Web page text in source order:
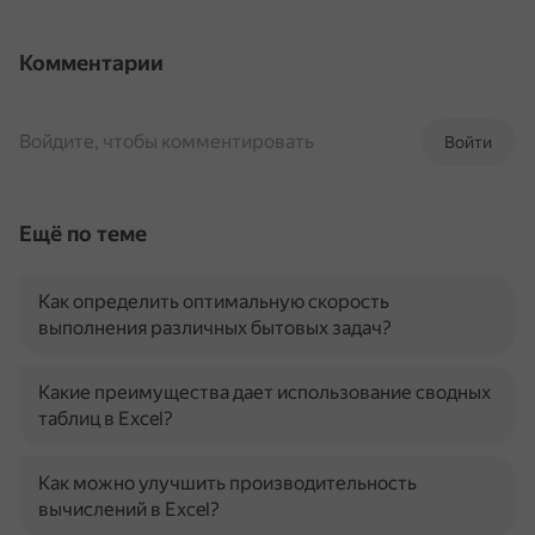
Комментарии
Войти
Войдите, чтобы комментировать
Ещё по теме
Как определить оптимальную скорость
выполнения различных бытовых задач?
Какие преимущества дает использование сводных
таблиц в Excel?
Как можно улучшить производительность
вычислений в Excel?